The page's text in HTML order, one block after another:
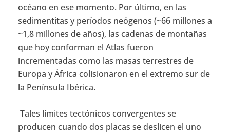
océano en ese momento. Por último, en las
sedimentitas y períodos neógenos (~66 millones a
~1,8 millones de años), las cadenas de montañas
que hoy conforman el Atlas fueron
incrementadas como las masas terrestres de
Europa y África colisionaron en el extremo sur de
la Península Ibérica.
Tales límites tectónicos convergentes se
producen cuando dos placas se deslicen el uno